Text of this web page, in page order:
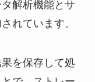
解析機能とサ
れています。
を保存して処